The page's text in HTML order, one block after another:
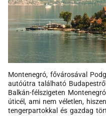
Montenegró, fővárosával
autóútra található
Balkán-félszigeten
úticél, ami nem véletlen,
tengerpartokkal és gazdag